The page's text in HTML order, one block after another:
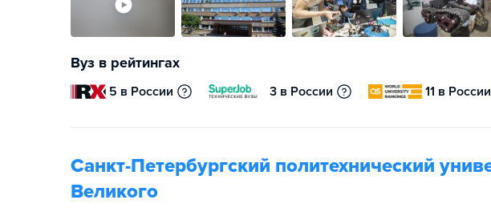
Вуз в рейтингах
5 в России 3 в России 11 в России
Санкт-Петербургский политехнический
Великого